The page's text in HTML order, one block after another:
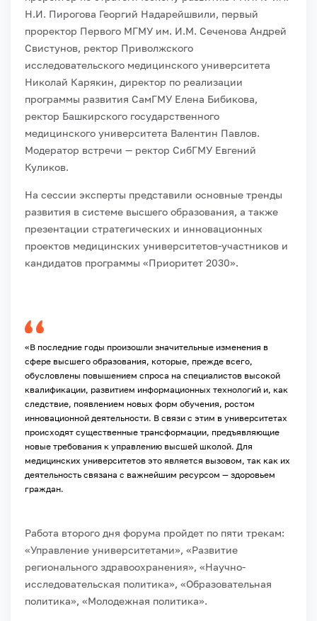
Н.И. Пирогова Георгий Надарейшвили, первый
проректор Первого МГМУ им. И.М. Сеченова Андрей
Свистунов, ректор Приволжского
исследовательского медицинского университета
Николай Карякин, директор по реализации
программы развития СамГМУ Елена Бибикова,
ректор Башкирского государственного
медицинского университета Валентин Павлов.
Модератор встречи — ректор СибГМУ Евгений
Куликов.
На сессии эксперты представили основные тренды
развития в системе высшего образования, а также
презентации стратегических и инновационных
проектов медицинских университетов-участников и
кандидатов программы «Приоритет 2030».
«В последние годы произошли значительные изменения в
сфере высшего образования, которые, прежде всего,
обусловлены повышением спроса на специалистов высокой
квалификации, развитием информационных технологий и, как
следствие, появлением новых форм обучения, ростом
инновационной деятельности. В связи с этим в университетах
происходят существенные трансформации, предъявляющие
новые требования к управлению высшей школой. Для
медицинских университетов это является вызовом, так как их
деятельность связана с важнейшим ресурсом — здоровьем
граждан.
Работа второго дня форума пройдет по пяти трекам:
«Управление университетами», «Развитие
регионального здравоохранения», «Научно-
исследовательская политика», «Образовательная
политика», «Молодежная политика».